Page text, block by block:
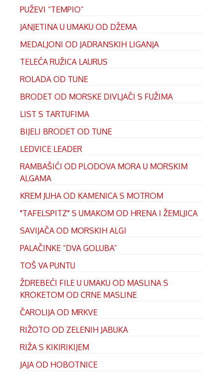
PUŽEVI “TEMPIO”
JANJETINA U UMAKU OD DŽEMA
MEDALJONI OD JADRANSKIH LIGANJA
TELEĆA RUŽICA LAURUS
ROLADA OD TUNE
BRODET OD MORSKE DIVLJAČI S FUŽIMA
LIST S TARTUFIMA
BIJELI BRODET OD TUNE
LEDVICE LEADER
RAMBAŠIĆI OD PLODOVA MORA U MORSKIM
ALGAMA
KREM JUHA OD KAMENICA S MOTROM
"TAFELSPITZ" S UMAKOM OD HRENA I ŽEMLJICA
SAVIJAČA OD MORSKIH ALGI
PALAČINKE “DVA GOLUBA”
TOŠ VA PUNTU
ŽDREBEĆI FILE U UMAKU OD MASLINA S
KROKETOM OD CRNE MASLINE
ČAROLIJA OD MRKVE
RIŽOTO OD ZELENIH JABUKA
RIŽA S KIKIRIKIJEM
JAJA OD HOBOTNICE